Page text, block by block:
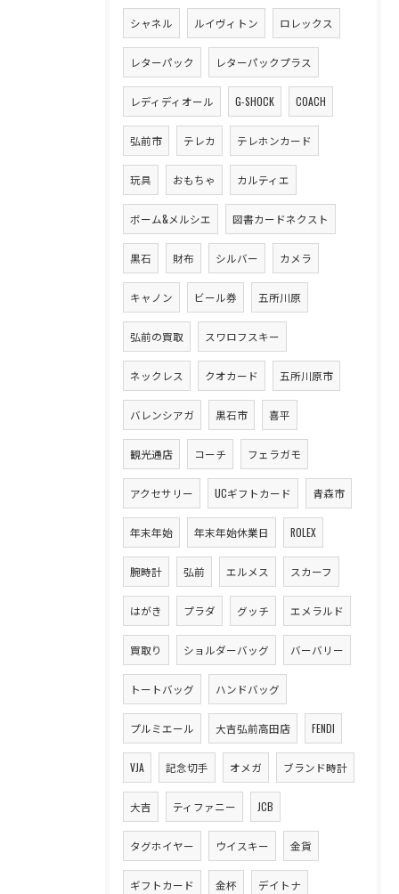
シャネル ルイヴィトン ロレックス
レターパック レターパックプラス
レディディオール G-SHOCK COACH
弘前市 テレカ テレホンカード
玩具 おもちゃ カルティエ
ボーム&メルシエ 図書カードネクスト
黒石 財布 シルバー カメラ
キャノン ビール券 五所川原
弘前の買取 スワロフスキー
ネックレス クオカード 五所川原市
バレンシアガ 黒石市 喜平
観光通店 コーチ フェラガモ
アクセサリー UCギフトカード 青森市
年末年始 年末年始休業日 ROLEX
腕時計 弘前 エルメス スカーフ
はがき プラダ グッチ エメラルド
買取り ショルダーバッグ バーバリー
トートバッグ ハンドバッグ
プルミエール 大吉弘前高田店 FENDI
VJA 記念切手 オメガ ブランド時計
大吉 ティファニー JCB
タグホイヤー ウイスキー 金貨
ギフトカード 金杯 デイトナ